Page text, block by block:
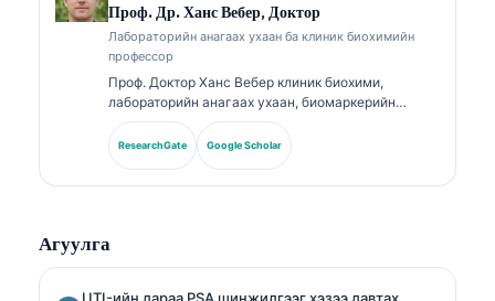
Проф. Др. Ханс Вебер, Доктор
Лабораторийн анагаах ухаан ба клиник биохимийн
профессор
Проф. Доктор Ханс Вебер клиник биохими,
лабораторийн анагаах ухаан, биомаркерийн
судалгаанд 30+ жилийн туршлагатай. Германы
Клиник химийн нийгэмлэгийн (German Society for
Clinical Chemistry) Ерөнхийлөгчөөр ажиллаж
мэргэшсэн.
ResearchGate Google Scholar
Агуулга
UTI-ийн дараа PSA шинжилгээг хэзээ давтах